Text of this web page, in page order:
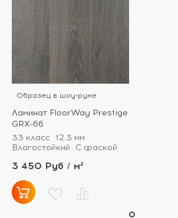
от 51 м² - скидка 10%;
от 101 м² - скидка
12%.
Образец в шоу-руме
Ламинат FloorWay Prestige
GRX-66
33 класс
12.3 мм
Влагостойкий
С фаской
3 450 Руб / м²